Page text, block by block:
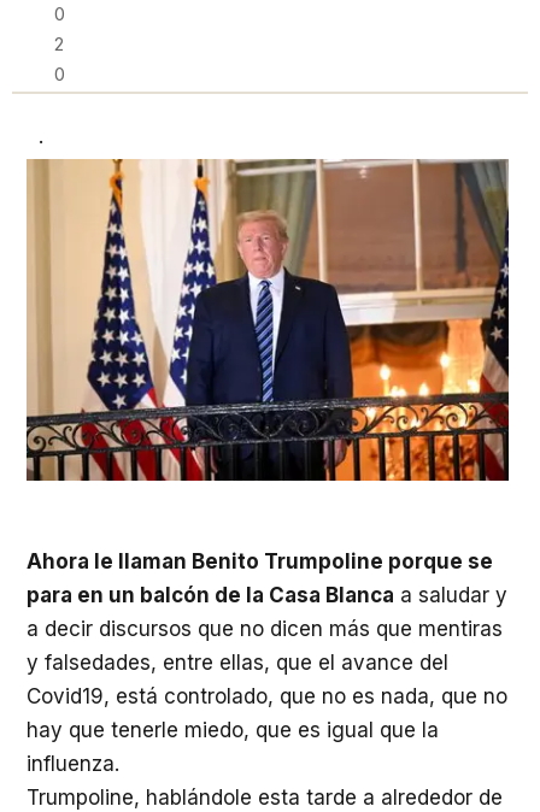
0
2
0
·
Ahora le llaman Benito Trumpoline porque se
para en un balcón de la Casa Blanca a saludar y
a decir discursos que no dicen más que mentiras
y falsedades, entre ellas, que el avance del
Covid19, está controlado, que no es nada, que no
hay que tenerle miedo, que es igual que la
influenza.
Trumpoline, hablándole esta tarde a alrededor de